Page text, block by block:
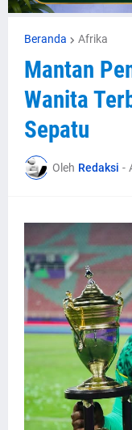
Beranda Afrika
Mantan
Wanita
Sepatu
Oleh Redaksi -